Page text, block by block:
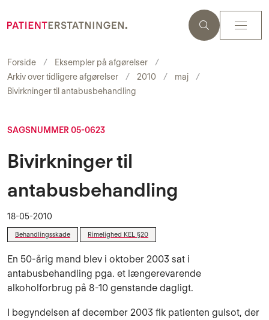
Forside
Eksempler på afgørelser
Arkiv over tidligere afgørelser
2010
maj
Bivirkninger til antabusbehandling
SAGSNUMMER 05-0623
Bivirkninger til
antabusbehandling
18-05-2010
Behandlingsskade Rimelighed KEL §20
En 50-årig mand blev i oktober 2003 sat i
antabusbehandling pga. et længerevarende
alkoholforbrug på 8-10 genstande dagligt.
I begyndelsen af december 2003 fik patienten gulsot, der